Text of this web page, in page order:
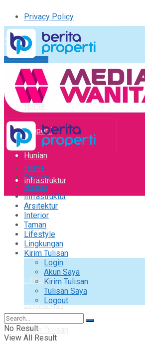
Privacy Policy
Kirim Tulisan
Tulisan Saya
Logout
Home
Properti
Hunian
Infrastruktur
Arsitektur
Interior
Taman
Lifestyle
Lingkungan
Kirim Tulisan
Home
Properti
Hunian
Infrastruktur
Arsitektur
Interior
Taman
Lifestyle
Lingkungan
Kirim Tulisan
Login
Akun Saya
Kirim Tulisan
Tulisan Saya
Logout
No Result
View All Result